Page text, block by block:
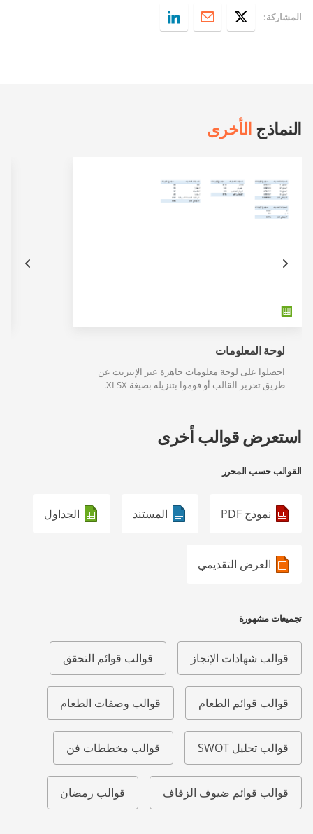
المشاركة:
النماذج الأخرى
لوحة المعلومات
احصلوا على لوحة معلومات جاهزة عبر الإنترنت عن
طريق تحرير القالب أو قوموا بتنزيله بصيغة XLSX.
استعرض قوالب أخرى
القوالب حسب المحرر
نموذج PDF المستند الجداول
العرض التقديمي
تجميعات مشهورة
قوالب شهادات الإنجاز قوالب قوائم التحقق
قوالب قوائم الطعام قوالب وصفات الطعام
قوالب تحليل SWOT قوالب مخططات فن
قوالب قوائم ضيوف الزفاف قوالب رمضان